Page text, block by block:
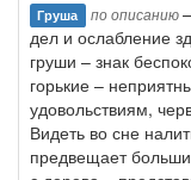
Груша по описанию
дел и ослабление
груши – знак
горькие –
удовольствиям,
Видеть во сне
предвещает